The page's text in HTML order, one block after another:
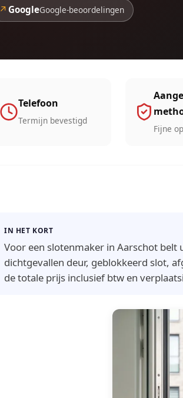
↗ GoogleGoogle-beoordelingen
Telefoon
Termijn bevestigd
Fijne
IN HET KORT
Voor een slotenmaker in Aarschot belt
dichtgevallen deur, geblokkeerd slot,
de totale prijs inclusief btw en